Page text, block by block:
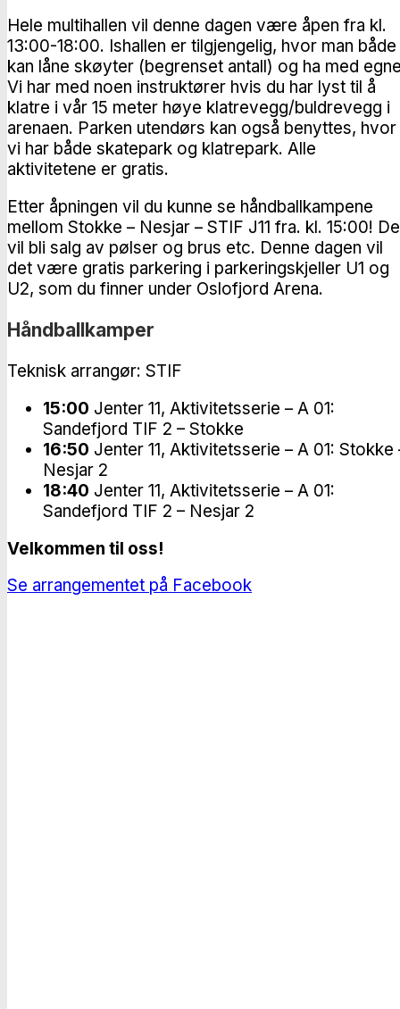
Hele multihallen vil denne dagen være åpen fra kl.
13:00-18:00. Ishallen er tilgjengelig, hvor man både
kan låne skøyter (begrenset antall) og ha med
Vi har med noen instruktører hvis du har lyst til å
klatre i vår 15 meter høye klatrevegg/buldrevegg i
arenaen. Parken utendørs kan også benyttes, hvor
vi har både skatepark og klatrepark. Alle
aktivitetene er gratis.
Etter åpningen vil du kunne se håndballkampene
mellom Stokke – Nesjar – STIF J11 fra. kl. 15:00!
vil bli salg av pølser og brus etc. Denne dagen vil
det være gratis parkering i parkeringskjeller U1 og
U2, som du finner under Oslofjord Arena.
Håndballkamper
Teknisk arrangør: STIF
15:00 Jenter 11, Aktivitetsserie – A 01:
Sandefjord TIF 2 – Stokke
16:50 Jenter 11, Aktivitetsserie – A 01: Stokke
Nesjar 2
18:40 Jenter 11, Aktivitetsserie – A 01:
Sandefjord TIF 2 – Nesjar 2
Velkommen til oss!
Se arrangementet på Facebook